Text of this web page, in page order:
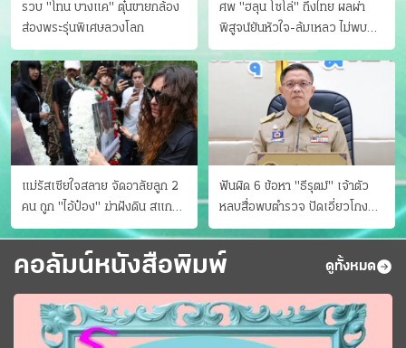
รวบ "โทน บางแค" ตุ๋นขายกล้อง
ส่องพระรุ่นพิเศษลวงโลก
ศพ "ฮลุน โซโล่" ถึงไทย ผลผ่า
พิสูจน์ยันหัวใจ-ล้มเหลว ไม่พบ
บาดแผล
แม่รัสเซียใจสลาย จัดอาลัยลูก 2
คน ถูก "ไอ้ป๋อง" ฆ่าฝังดิน สแกน
ไม่มีศพเพิ่ม
ฟันผิด 6 ข้อหา "ธีรุตม์" เจ้าตัว
หลบสื่อพบตำรวจ ปัดเอี่ยวโกง
สอบท้องถิ่น จ่อบี้รํ่ารวยมากปกติ
คอลัมน์หนังสือพิมพ์ ดูทั้งหมด